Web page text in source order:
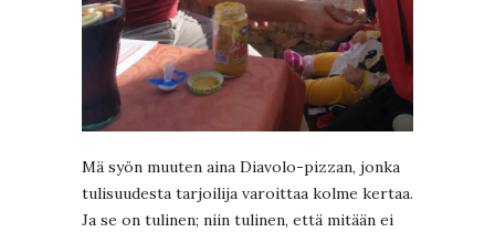
Mä syön muuten aina Diavolo-pizzan, jonka
tulisuudesta tarjoilija varoittaa kolme kertaa.
Ja se on tulinen; niin tulinen, että mitään ei